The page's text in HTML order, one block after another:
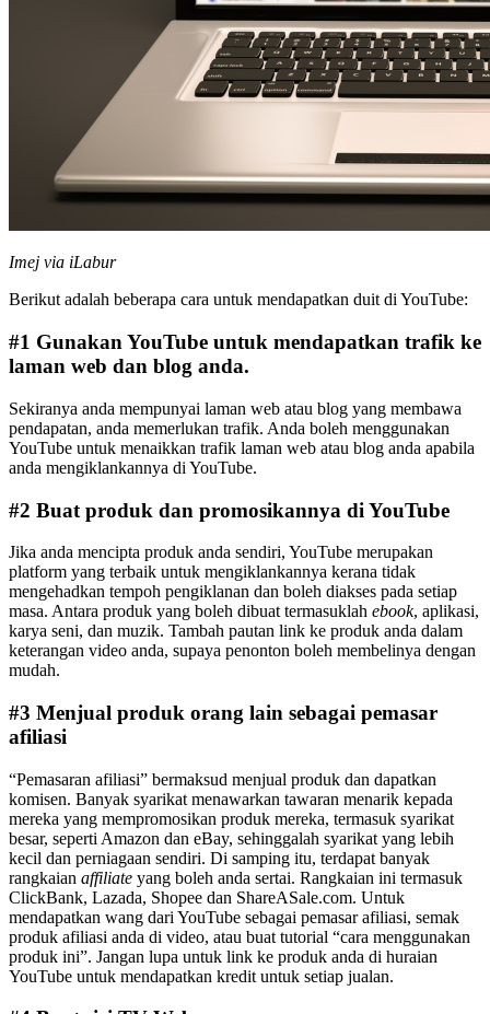
Imej via iLabur
Berikut adalah beberapa cara untuk mendapatkan duit di YouTube:
#1 Gunakan YouTube untuk mendapatkan trafik ke
laman web dan blog anda.
Sekiranya anda mempunyai laman web atau blog yang membawa
pendapatan, anda memerlukan trafik. Anda boleh menggunakan
YouTube untuk menaikkan trafik laman web atau blog anda apabila
anda mengiklankannya di YouTube.
#2 Buat produk dan promosikannya di YouTube
Jika anda mencipta produk anda sendiri, YouTube merupakan
platform yang terbaik untuk mengiklankannya kerana tidak
mengehadkan tempoh pengiklanan dan boleh diakses pada setiap
masa. Antara produk yang boleh dibuat termasuklah ebook, aplikasi,
karya seni, dan muzik. Tambah pautan link ke produk anda dalam
keterangan video anda, supaya penonton boleh membelinya dengan
mudah.
#3 Menjual produk orang lain sebagai pemasar
afiliasi
“Pemasaran afiliasi” bermaksud menjual produk dan dapatkan
komisen. Banyak syarikat menawarkan tawaran menarik kepada
mereka yang mempromosikan produk mereka, termasuk syarikat
besar, seperti Amazon dan eBay, sehinggalah syarikat yang lebih
kecil dan perniagaan sendiri. Di samping itu, terdapat banyak
rangkaian affiliate yang boleh anda sertai. Rangkaian ini termasuk
ClickBank, Lazada, Shopee dan ShareASale.com. Untuk
mendapatkan wang dari YouTube sebagai pemasar afiliasi, semak
produk afiliasi anda di video, atau buat tutorial “cara menggunakan
produk ini”. Jangan lupa untuk link ke produk anda di huraian
YouTube untuk mendapatkan kredit untuk setiap jualan.